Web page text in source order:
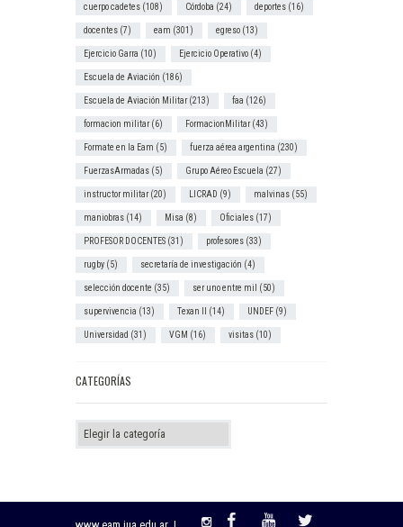
cuerpo cadetes (108) Córdoba (24) deportes (16)
docentes (7) eam (301) egreso (13)
Ejercicio Garra (10) Ejercicio Operativo (4)
Escuela de Aviación (186)
Escuela de Aviación Militar(213) faa (126)
formacion militar(6) FormacionMilitar(43)
Formate en la Eam (5) fuerza aérea argentina (230)
FuerzasArmadas (5) Grupo Aéreo Escuela (27)
instructor militar(20) LICRAD (9) malvinas (55)
maniobras (14) Misa (8) Oficiales (17)
PROFESOR DOCENTES (31) profesores (33)
rugby (5) secretaría de investigación (4)
selección docente (35) ser uno entre mil (50)
supervivencia (13) Texan II (14) UNDEF (9)
Universidad (31) VGM (16) visitas (10)
CATEGORÍAS
Categorías